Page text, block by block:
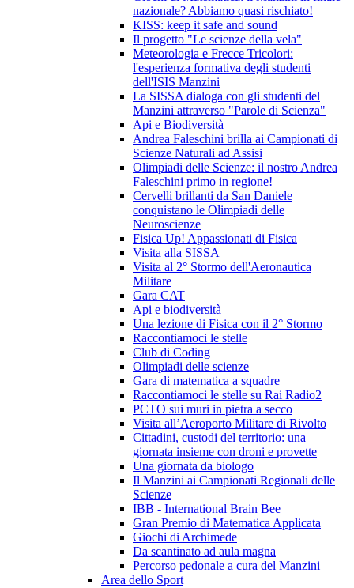
nazionale? Abbiamo quasi rischiato!
KISS: keep it safe and sound
Il progetto "Le scienze della vela"
Meteorologia e Frecce Tricolori:
l'esperienza formativa degli studenti
dell'ISIS Manzini
La SISSA dialoga con gli studenti del
Manzini attraverso "Parole di Scienza"
Api e Biodiversità
Andrea Faleschini brilla ai Campionati di
Scienze Naturali ad Assisi
Olimpiadi delle Scienze: il nostro Andrea
Faleschini primo in regione!
Cervelli brillanti da San Daniele
conquistano le Olimpiadi delle
Neuroscienze
Fisica Up! Appassionati di Fisica
Visita alla SISSA
Visita al 2° Stormo dell'Aeronautica
Militare
Gara CAT
Api e biodiversità
Una lezione di Fisica con il 2° Stormo
Raccontiamoci le stelle
Club di Coding
Olimpiadi delle scienze
Gara di matematica a squadre
Raccontiamoci le stelle su Rai Radio2
PCTO sui muri in pietra a secco
Visita all’Aeroporto Militare di Rivolto
Cittadini, custodi del territorio: una
giornata insieme con droni e provette
Una giornata da biologo
Il Manzini ai Campionati Regionali delle
Scienze
IBB - International Brain Bee
Gran Premio di Matematica Applicata
Giochi di Archimede
Da scantinato ad aula magna
Percorso pedonale a cura del Manzini
Area dello Sport